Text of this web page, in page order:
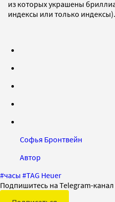
из которых украшены
индексы или только индексы).
Софья Бронтвейн
Автор
#часы #TAG Heuer
Подпишитесь на Telegram-